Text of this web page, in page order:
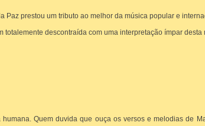
Paz prestou um tributo ao melhor da música popular e
totalemente descontraída com uma interpretação ímpar
Quem duvida que ouça os versos e melodias de